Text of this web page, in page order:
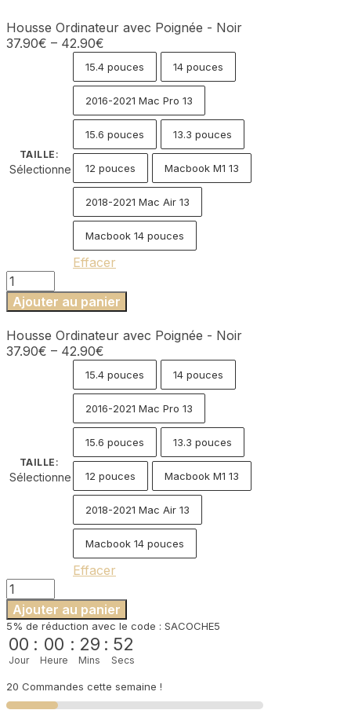
Housse Ordinateur avec Poignée - Noir
37.90€ – 42.90€
TAILLE :
Sélectionne
15.4 pouces 14 pouces
2016-2021 Mac Pro 13
15.6 pouces 13.3 pouces
12 pouces Macbook M1 13
2018-2021 Mac Air 13
Macbook 14 pouces
Effacer
quantité
de
Housse
avec
Poignée
Ajouter au panier
Housse Ordinateur avec Poignée - Noir
37.90€ – 42.90€
TAILLE :
Sélectionne
15.4 pouces 14 pouces
2016-2021 Mac Pro 13
15.6 pouces 13.3 pouces
12 pouces Macbook M1 13
2018-2021 Mac Air 13
Macbook 14 pouces
Effacer
quantité
de
Housse
Ordinateur
avec
Poignée
-
Ajouter au panier
5% de réduction avec le code : SACOCHE5
00
Jour
: 00
Heure
: 29
Mins
: 52
Secs
20 Commandes cette semaine !